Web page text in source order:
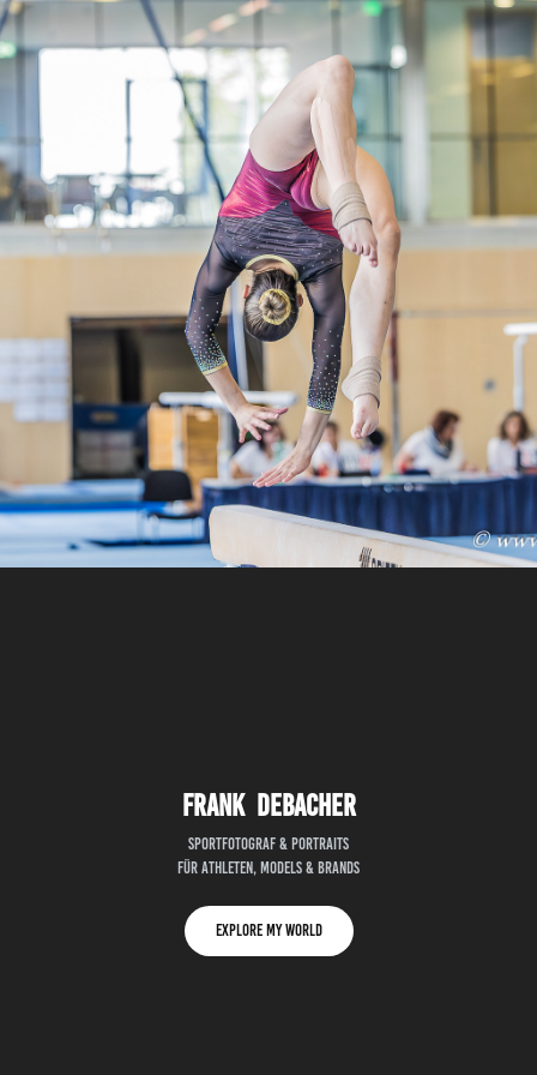
Frank Debacher
Sportfotograf & Portraits
für Athleten, Models & Brands
Explore my world